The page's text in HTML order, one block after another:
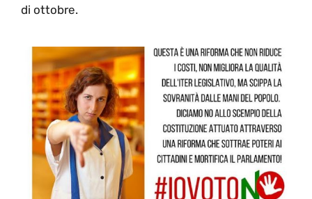
di ottobre.